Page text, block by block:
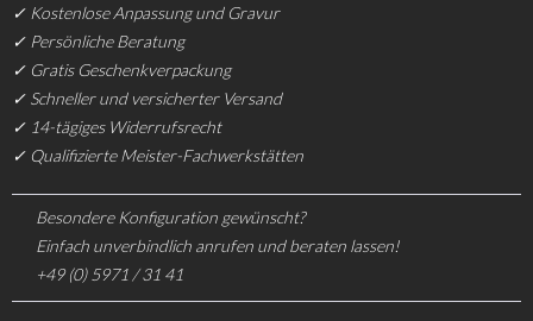
✓ Kostenlose Anpassung und Gravur
✓ Persönliche Beratung
✓ Gratis Geschenkverpackung
✓ Schneller und versicherter Versand
✓ 14-tägiges Widerrufsrecht
✓ Qualifizierte Meister-Fachwerkstätten
Besondere Konfiguration gewünscht?
Einfach unverbindlich anrufen und beraten lassen!
+49 (0) 5971 / 31 41